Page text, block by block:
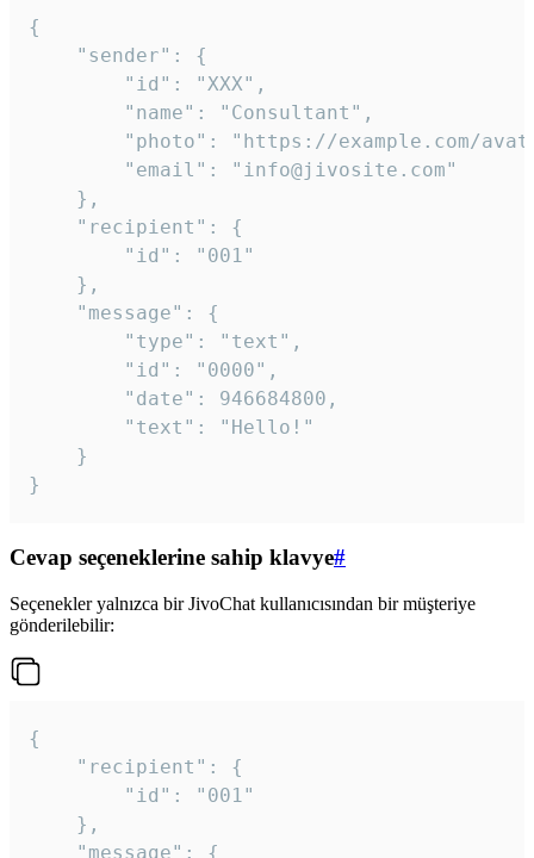
{
}
Cevap seçeneklerine sahip klavye#
Seçenekler yalnızca bir JivoChat kullanıcısından bir müşteriye
gönderilebilir:
{